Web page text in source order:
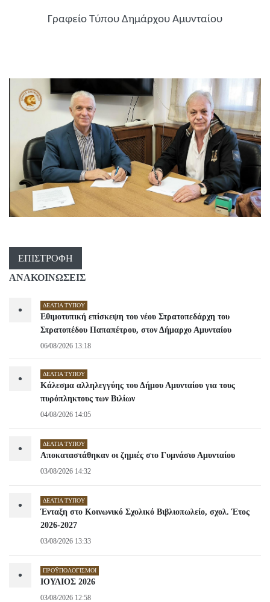
Γραφείο Τύπου Δημάρχου Αμυνταίου
ΕΠΙΣΤΡΟΦΉ
ΑΝΑΚΟΙΝΩΣΕΙΣ
• ΔΕΛΤΊΑ ΤΎΠΟΥ
Εθιμοτυπική επίσκεψη του νέου Στρατοπεδάρχη του
Στρατοπέδου Παπαπέτρου, στον Δήμαρχο Αμυνταίου
06/08/2026 13:18
• ΔΕΛΤΊΑ ΤΎΠΟΥ
Κάλεσμα αλληλεγγύης του Δήμου Αμυνταίου για τους
πυρόπληκτους των Βιλίων
04/08/2026 14:05
• ΔΕΛΤΊΑ ΤΎΠΟΥ
Αποκαταστάθηκαν οι ζημιές στο Γυμνάσιο Αμυνταίου
03/08/2026 14:32
• ΔΕΛΤΊΑ ΤΎΠΟΥ
Ένταξη στο Κοινωνικό Σχολικό Βιβλιοπωλείο, σχολ. Έτος
2026-2027
03/08/2026 13:33
• ΠΡΟΫΠΟΛΟΓΙΣΜΟΊ
ΙΟΥΛΙΟΣ 2026
03/08/2026 12:58